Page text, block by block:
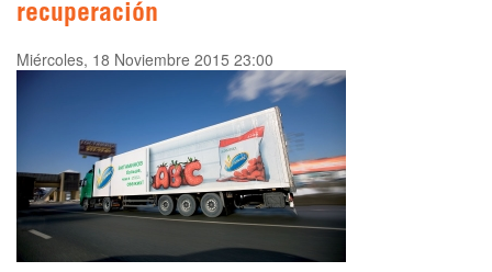
recuperación
Miércoles, 18 Noviembre 2015 23:00